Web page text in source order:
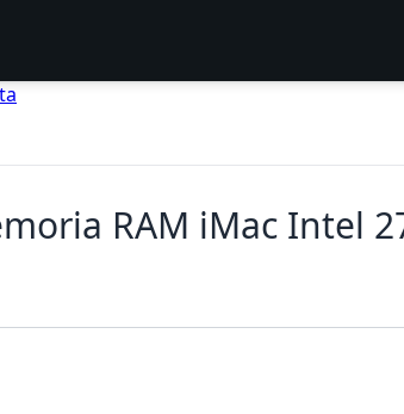
RAM iMac Intel